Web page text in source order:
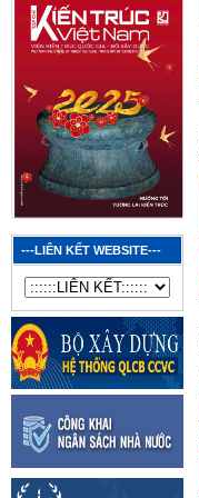
---LIÊN KẾT WEBSITE---